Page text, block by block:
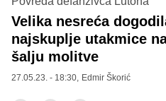
Velika nesreća
najskuplje utakmice
šalju molitve
27.05.23. - 18:30, Edmir Škorić